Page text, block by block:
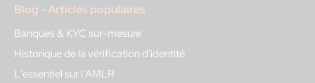
Blog - Articles populaires
Banques & KYC sur-mesure
Historique de la vérification d'identité
L'essentiel sur l'AMLR